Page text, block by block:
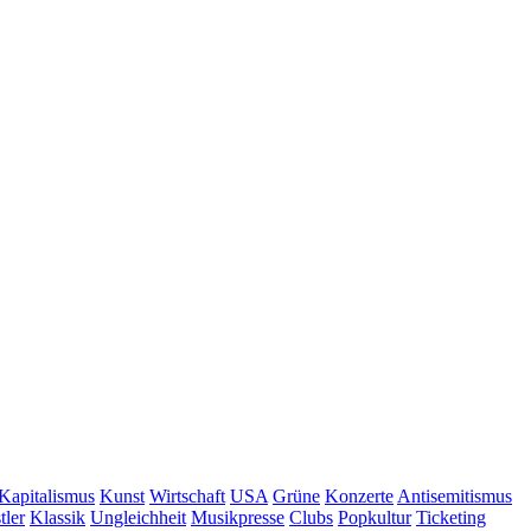
Kunst Wirtschaft USA Grüne Konzerte Antisemitismus
Klassik Ungleichheit Musikpresse Clubs Popkultur Ticketing